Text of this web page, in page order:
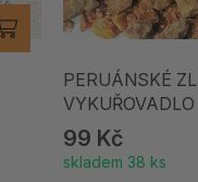
PERUÁNSKÉ
99 Kč
skladem 38 ks